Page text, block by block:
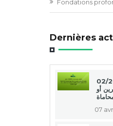
Fondations
Dernières
عدد 02/2026
أو
07